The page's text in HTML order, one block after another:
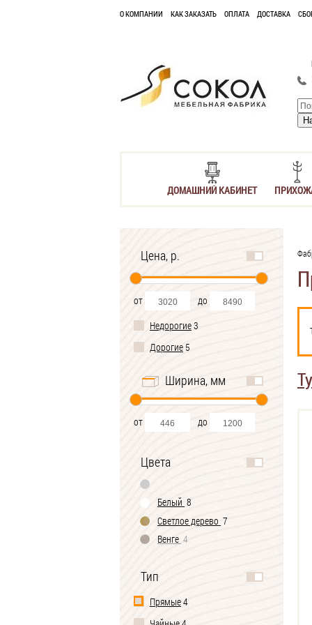
О КОМПАНИИ КАК ЗАКАЗАТЬ ОПЛАТА ДОСТАВКА
ДОМАШНИЙ КАБИНЕТ
Цена, р.
от
до
Недорогие3
Дорогие 5
Ширина, мм
от до
Цвета
Белый 8
Светлое дерево 7
Венге 4
Тип
Прямые4